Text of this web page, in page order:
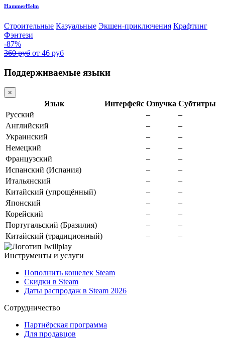
HammerHelm
Строительные Казуальные Экшен-приключения Крафтинг
Фэнтези
-87%
360 руб от 46 руб
Поддерживаемые языки
×
Язык Интерфейс Озвучка Субтитры
Русский
–
–
Английский
–
–
Украинский
–
–
Немецкий
–
–
Французский
–
–
Испанский (Испания)
–
–
Итальянский
–
–
Китайский (упрощённый)
–
–
Японский
–
–
Корейский
–
–
Португальский (Бразилия)
–
–
Китайский (традиционный)
– –
Инструменты и услуги
Пополнить кошелек Steam
Скидки в Steam
Даты распродаж в Steam 2026
Сотрудничество
Партнёрская программа
Для продавцов